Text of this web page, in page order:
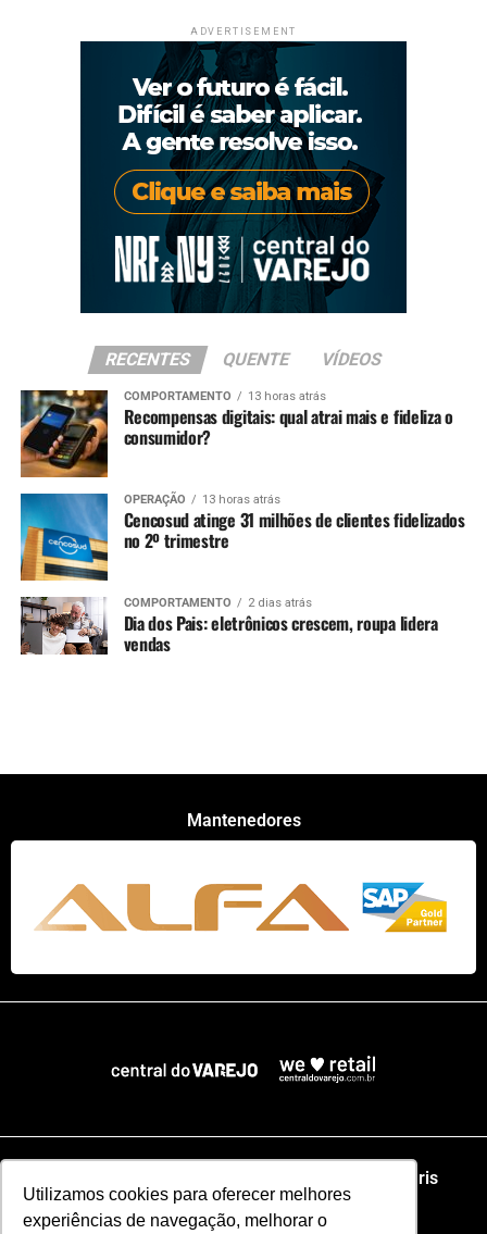
Utilizamos cookies para oferecer melhores
experiências de navegação, melhorar o
ADVERTISEMENT
RECENTES QUENTE VÍDEOS
COMPORTAMENTO 13 horas atrás
Recompensas digitais: qual atrai mais e fideliza o
consumidor?
OPERAÇÃO 13 horas atrás
Cencosud atinge 31 milhões de clientes fidelizados
no 2º trimestre
COMPORTAMENTO 2 dias atrás
Dia dos Pais: eletrônicos crescem, roupa lidera
vendas
Mantenedores
NRF Paris
Web Summit Lisboa Web Summit Rio